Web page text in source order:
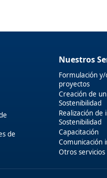
de
Nuestros
Formulación
proyectos
Creación de
Sostenibilidad
Realización
Sostenibilidad
Capacitación
Comunicación
Otros servicios